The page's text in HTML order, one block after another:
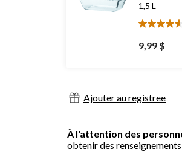
1,5 L
4.6
étoile(s)
sur
9,99 $
Ajouter au registree
À l'attention des
obtenir des